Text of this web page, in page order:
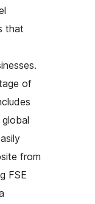
that
of
from
FSE